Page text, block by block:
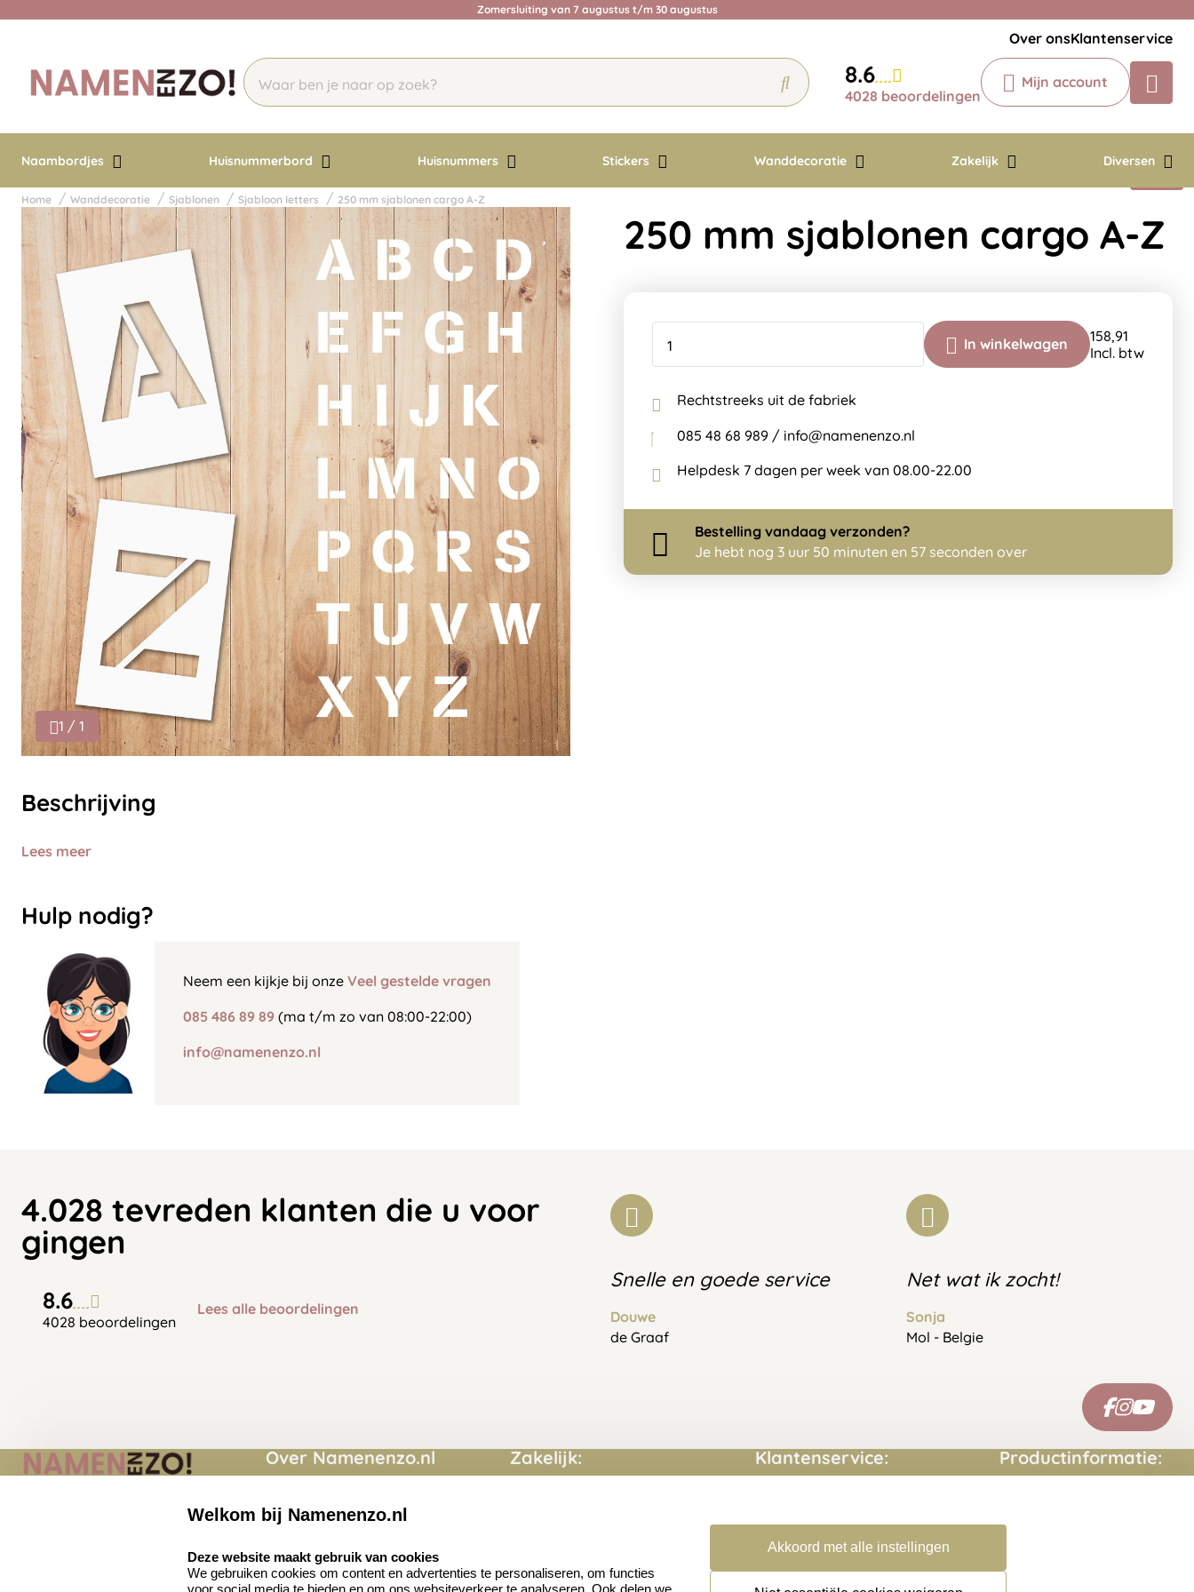
Zomersluiting van 7 augustus t/m 30 augustus
Over onsKlantenservice
8.6
4028 beoordelingen
Mijn account
Naambordjes Huisnummerbord Huisnummers Stickers Wanddecoratie Zakelijk Diversen
Chatbot
Chat 24/7 met onze chatbot voor
Contact
Home Wanddecoratie Sjablonen Sjabloon letters 250 mm sjablonen cargo A-Z
1 / 1
Beschrijving
Lees meer
Hulp nodig?
Neem een kijkje bij onze Veel gestelde vragen
085 486 89 89 (ma t/m zo van 08:00-22:00)
info@namenenzo.nl
250 mm sjablonen cargo A-Z
In winkelwagen
158,91
Incl. btw
Rechtstreeks uit de fabriek
085 48 68 989 / info@namenenzo.nl
Helpdesk 7 dagen per week van 08.00-22.00
Bestelling vandaag
verzonden?
Je hebt nog 3 uur 50 minuten en 55 seconden over
4.028 tevreden klanten die u voor
gingen
8.6
4028 beoordelingen
Lees alle beoordelingen
Snelle en goede service
Douwe
de Graaf
Net wat ik zocht!
Sonja
Mol - Belgie
Over Namenenzo.nl
Over ons
Privacy voorwaarden
Zakelijk: Klantenservice:
Veelgestelde vragen
Productinformatie:
Sitemap
Welkom bij Namenenzo.nl
Deze website maakt gebruik van cookies
We gebruiken cookies om content en advertenties te personaliseren, om functies
voor social media te bieden en om ons websiteverkeer te analyseren. Ook delen we
Akkoord met alle instellingen